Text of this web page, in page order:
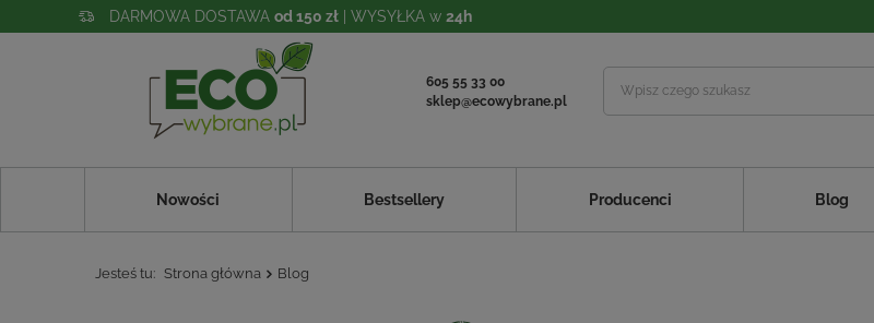
DARMOWA DOSTAWA od 150 zł | WYSYŁKA w 24h
605 55 33 00
sklep@ecowybrane.pl
Nowości Bestsellery Producenci Blog
Jesteś tu: Strona główna Blog